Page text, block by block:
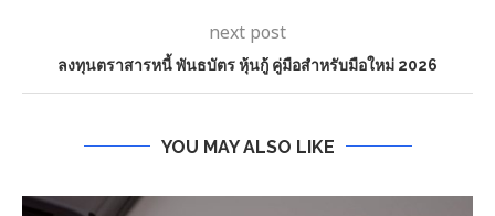
next post
ลงทุนตราสารหนี้ พันธบัตร หุ้นกู้ คู่มือสำหรับมือใหม่ 2026
YOU MAY ALSO LIKE